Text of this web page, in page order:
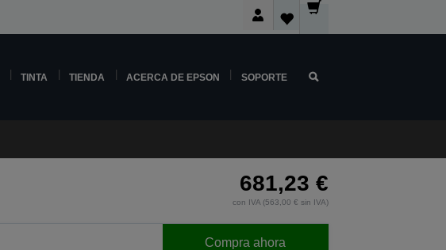
TINTA TIENDA ACERCA DE EPSON SOPORTE
681,23 €
con IVA (563,00 € sin IVA)
Compra ahora